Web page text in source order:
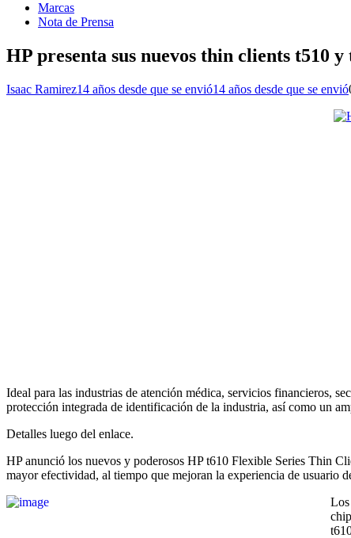
Marcas
Nota de Prensa
HP presenta sus nuevos thin clients t510
Isaac Ramirez14 años desde que se envió14 años desde que se envió
Ideal para las industrias de atención médica, servicios financieros,
protección integrada de identificación de la industria, así como un
Detalles luego del enlace.
HP anunció los nuevos y poderosos HP t610 Flexible Series Thin
mayor efectividad, al tiempo que mejoran la experiencia de usuario
Los